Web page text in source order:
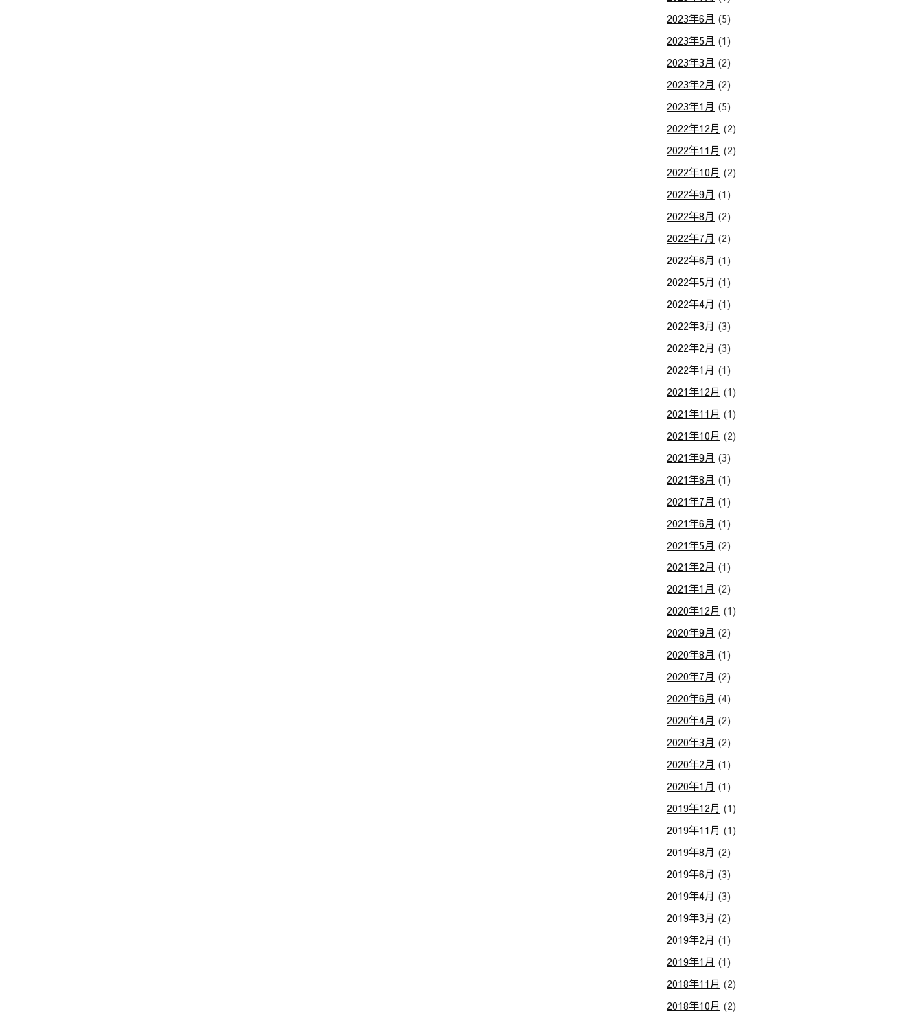
2023年6月 (5)
2023年5月 (1)
2023年3月 (2)
2023年2月 (2)
2023年1月 (5)
2022年12月 (2)
2022年11月 (2)
2022年10月 (2)
2022年9月 (1)
2022年8月 (2)
2022年7月 (2)
2022年6月 (1)
2022年5月 (1)
2022年4月 (1)
2022年3月 (3)
2022年2月 (3)
2022年1月 (1)
2021年12月 (1)
2021年11月 (1)
2021年10月 (2)
2021年9月 (3)
2021年8月 (1)
2021年7月 (1)
2021年6月 (1)
2021年5月 (2)
2021年2月 (1)
2021年1月 (2)
2020年12月 (1)
2020年9月 (2)
2020年8月 (1)
2020年7月 (2)
2020年6月 (4)
2020年4月 (2)
2020年3月 (2)
2020年2月 (1)
2020年1月 (1)
2019年12月 (1)
2019年11月 (1)
2019年8月 (2)
2019年6月 (3)
2019年4月 (3)
2019年3月 (2)
2019年2月 (1)
2019年1月 (1)
2018年11月 (2)
2018年10月 (2)